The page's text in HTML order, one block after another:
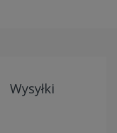
Wysyłki